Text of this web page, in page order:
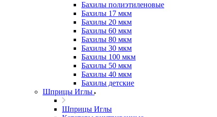
Бахилы полиэтиленовые
Бахилы 17 мкм
Бахилы 20 мкм
Бахилы 60 мкм
Бахилы 80 мкм
Бахилы 30 мкм
Бахилы 100 мкм
Бахилы 50 мкм
Бахилы 40 мкм
Бахилы детские
Шприцы Иглы
Шприцы Иглы